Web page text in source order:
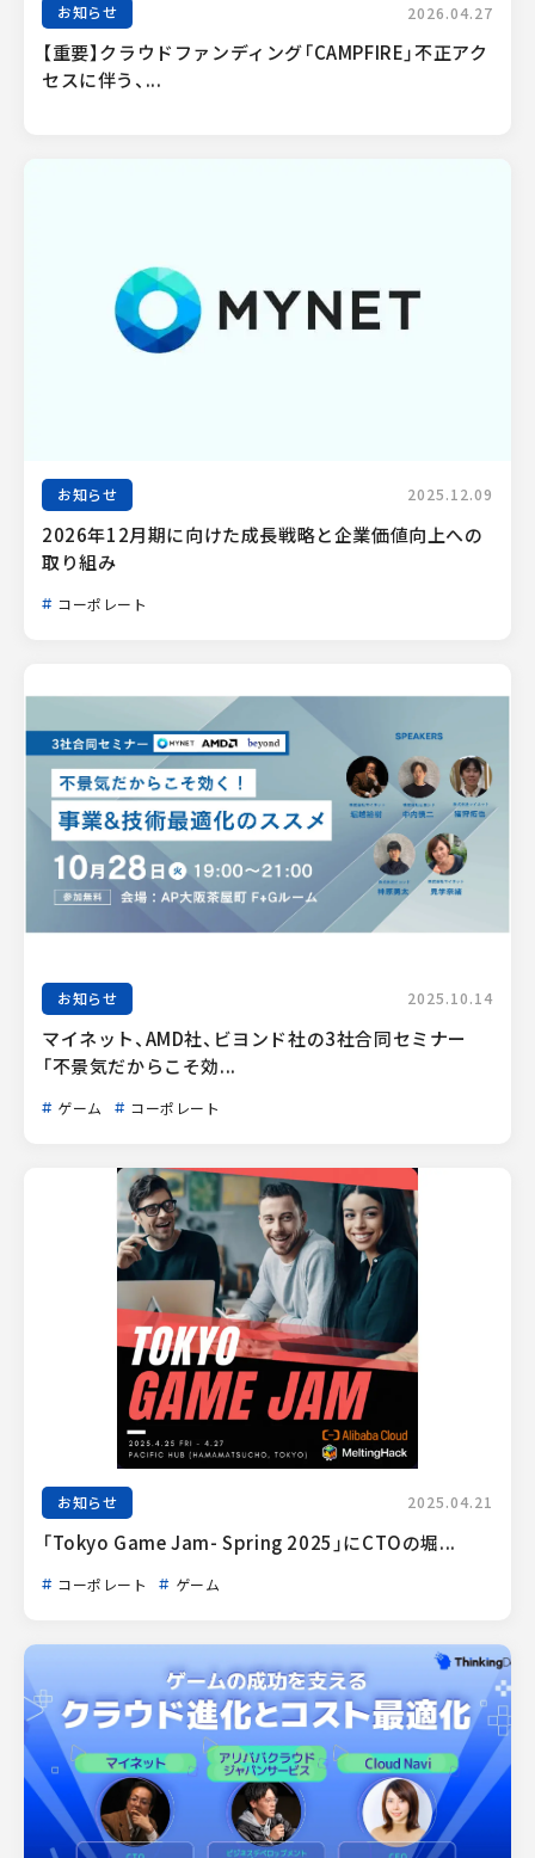
お知らせ 2026.04.27
【重要】クラウドファンディング「CAMPFIRE」不正アク
セスに伴う、...
お知らせ 2025.12.09
2026年12月期に向けた成長戦略と企業価値向上への
取り組み
コーポレート
お知らせ 2025.10.14
マイネット、AMD社、ビヨンド社の3社合同セミナー
「不景気だからこそ効...
ゲーム コーポレート
お知らせ 2025.04.21
「Tokyo Game Jam- Spring 2025」にCTOの堀...
コーポレート ゲーム